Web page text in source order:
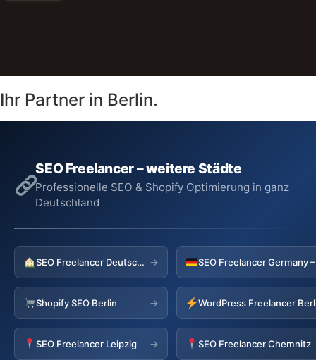
Ihr Partner in Berlin.
SEO Freelancer – weitere Städte
Professionelle SEO & Shopify Optimierung in ganz
Deutschland
SEO Freelancer Deutschland →
Shopify SEO Berlin → WordPress Freelancer
SEO Freelancer Leipzig → SEO Freelancer Chemnitz